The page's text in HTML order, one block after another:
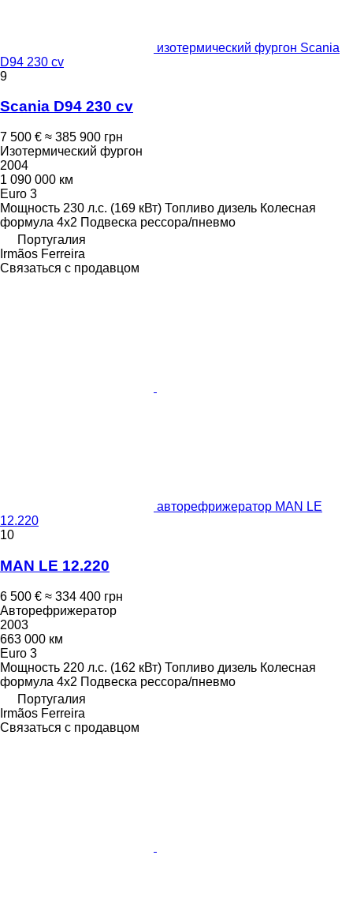
изотермический фургон Scania
D94 230 cv
9
Scania D94 230 cv
7 500 € ≈ 385 900 грн
Изотермический фургон
2004
1 090 000 км
Euro 3
Мощность 230 л.с. (169 кВт) Топливо дизель Колесная
формула 4x2 Подвеска рессора/пневмо
Португалия
Irmãos Ferreira
Связаться с продавцом
авторефрижератор MAN LE
12.220
10
MAN LE 12.220
6 500 € ≈ 334 400 грн
Авторефрижератор
2003
663 000 км
Euro 3
Мощность 220 л.с. (162 кВт) Топливо дизель Колесная
формула 4x2 Подвеска рессора/пневмо
Португалия
Irmãos Ferreira
Связаться с продавцом